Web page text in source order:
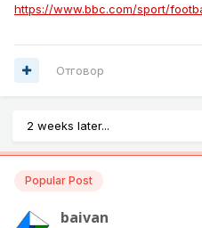
https://www.bbc.com/sport/
Отговор
2 weeks later...
Popular Post
baivan